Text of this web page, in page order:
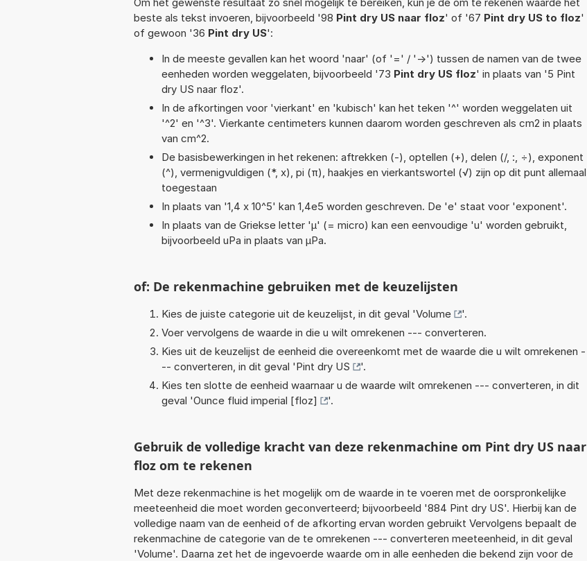
beste als tekst invoeren, bijvoorbeeld '98 Pint dry US naar floz' of '67 Pint dry US to floz'
of gewoon '36 Pint dry US':
In de meeste gevallen kan het woord 'naar' (of '=' / '->') tussen de namen van de twee
eenheden worden weggelaten, bijvoorbeeld '73 Pint dry US floz' in plaats van '5 Pint
dry US naar floz'.
In de afkortingen voor 'vierkant' en 'kubisch' kan het teken '^' worden weggelaten uit
'^2' en '^3'. Vierkante centimeters kunnen daarom worden geschreven als cm2 in plaats
van cm^2.
De basisbewerkingen in het rekenen: aftrekken (-), optellen (+), delen (/, :, ÷), exponent
(^), vermenigvuldigen (*, x), pi (π), haakjes en vierkantswortel (√) zijn op dit punt allemaal
toegestaan
In plaats van '1,4 x 10^5' kan 1,4e5 worden geschreven. De 'e' staat voor 'exponent'.
In plaats van de Griekse letter 'µ' (= micro) kan een eenvoudige 'u' worden gebruikt,
bijvoorbeeld uPa in plaats van µPa.
of: De rekenmachine gebruiken met de keuzelijsten
Kies de juiste categorie uit de keuzelijst, in dit geval 'Volume
'.
Voer vervolgens de waarde in die u wilt omrekenen --- converteren.
Kies uit de keuzelijst de eenheid die overeenkomt met de waarde die u wilt omrekenen -
-- converteren, in dit geval 'Pint dry US
'.
Kies ten slotte de eenheid waarnaar u de waarde wilt omrekenen --- converteren, in dit
geval 'Ounce fluid imperial [floz] '.
Gebruik de volledige kracht van deze rekenmachine om Pint dry US naar
floz om te rekenen
Met deze rekenmachine is het mogelijk om de waarde in te voeren met de oorspronkelijke
meeteenheid die moet worden geconverteerd; bijvoorbeeld '884 Pint dry US'. Hierbij kan de
volledige naam van de eenheid of de afkorting ervan worden gebruikt Vervolgens bepaalt de
rekenmachine de categorie van de te omrekenen --- converteren meeteenheid, in dit geval
'Volume'. Daarna zet het de ingevoerde waarde om in alle eenheden die bekend zijn voor de